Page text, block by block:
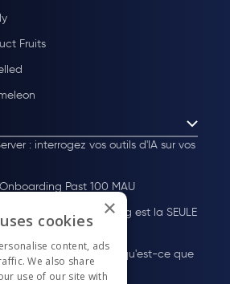
Fruits
: interrogez vos outils d'IA sur vos
Past 100 MAU
2026 : UserGuiding est la SEULE
digitale !
par les utilisateurs : qu'est-ce que
pour 2026
×
cookies
content, ads
We also share
use of our site with